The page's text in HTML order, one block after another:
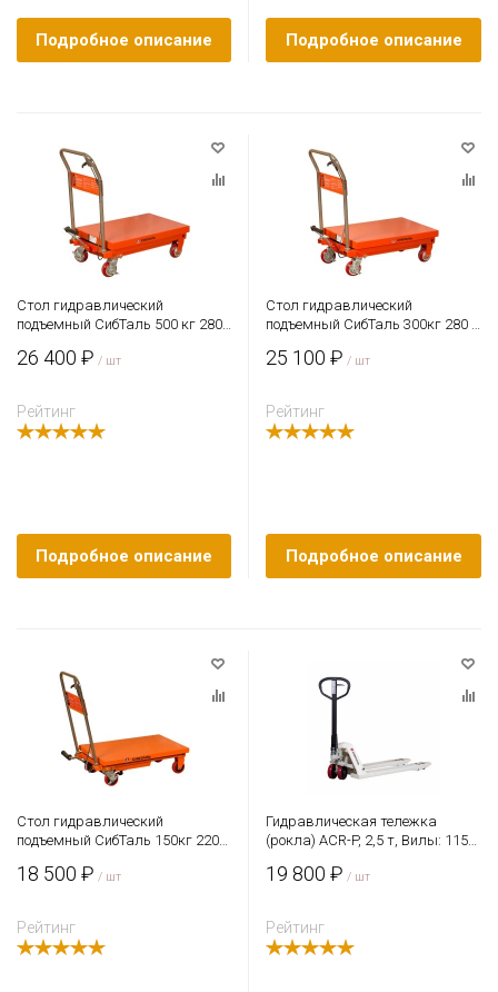
Подробное описание Подробное описание
Стол гидравлический
подъемный СибТаль 500 кг 280 -
26 400 ₽ / шт
Рейтинг
Подробное описание
Стол гидравлический
подъемный СибТаль 300кг 280 -
25 100 ₽ / шт
Рейтинг
Подробное описание
Стол гидравлический
подъемный СибТаль 150кг 220-
18 500 ₽ / шт
Рейтинг
Гидравлическая тележка
(рокла) ACR-P, 2,5 т, Вилы: 1150
полиуретановые колеса
19 800 ₽ / шт
Рейтинг